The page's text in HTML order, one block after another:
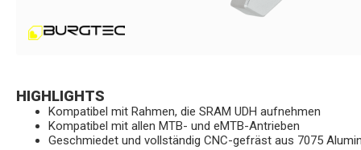
HIGHLIGHTS
Kompatibel mit Rahmen, die SRAM UDH aufnehmen
Kompatibel mit allen MTB- und eMTB-Antrieben
Geschmiedet und vollständig CNC-gefräst aus 7075